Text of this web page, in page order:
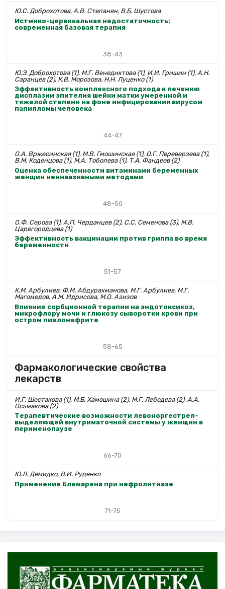
Ю.С. Доброхотова, А.В. Степанян, В.Б. Шустова
Истмико-цервикальная недостаточность:
современная базовая терапия
38-43
Ю.Э. Доброхотова (1), М.Г. Венедиктова (1), И.И. Гришин (1), А.Н.
Саранцев (2), К.В. Морозова, Н.Н. Луценко (1)
Эффективность комплексного подхода к лечению
дисплазии эпителия шейки матки умеренной и
тяжелой степени на фоне инфицирования вирусом
папилломы человека
44-47
О.А. Вржесинская (1), М.В. Гмошинская (1), О.Г. Переверзева (1),
В.М. Коденцова (1), М.А. Тоболева (1), Т.А. Фандеев (2)
Оценка обеспеченности витаминами беременных
женщин неинвазивными методами
48-50
О.Ф. Серова (1), А.П. Черданцев (2), С.С. Семенова (3), М.В.
Царегородцева (1)
Эффективность вакцинации против гриппа во время
беременности
51-57
К.М. Арбулиев, Ф.M. Абдурахманова, М.Г. Арбулиев, М.Г.
Магомедов, А.М. Идрисова, М.О. Азизов
Влияние сорбционной терапии на эндотоксикоз,
микрофлору мочи и глюкозу сыворотки крови при
остром пиелонефрите
58-65
Фармакологические свойства
лекарств
И.Г. Шестакова (1), М.Б. Хамошина (2), М.Г. Лебедева (2), А.А.
Осьмакова (2)
Терапевтические возможности левоноргестрел-
выделяющей внутриматочной системы у женщин в
перименопаузе
66-70
Ю.Л. Демидко, В.И. Руденко
Применение Блемарена при нефролитиазе
71-75